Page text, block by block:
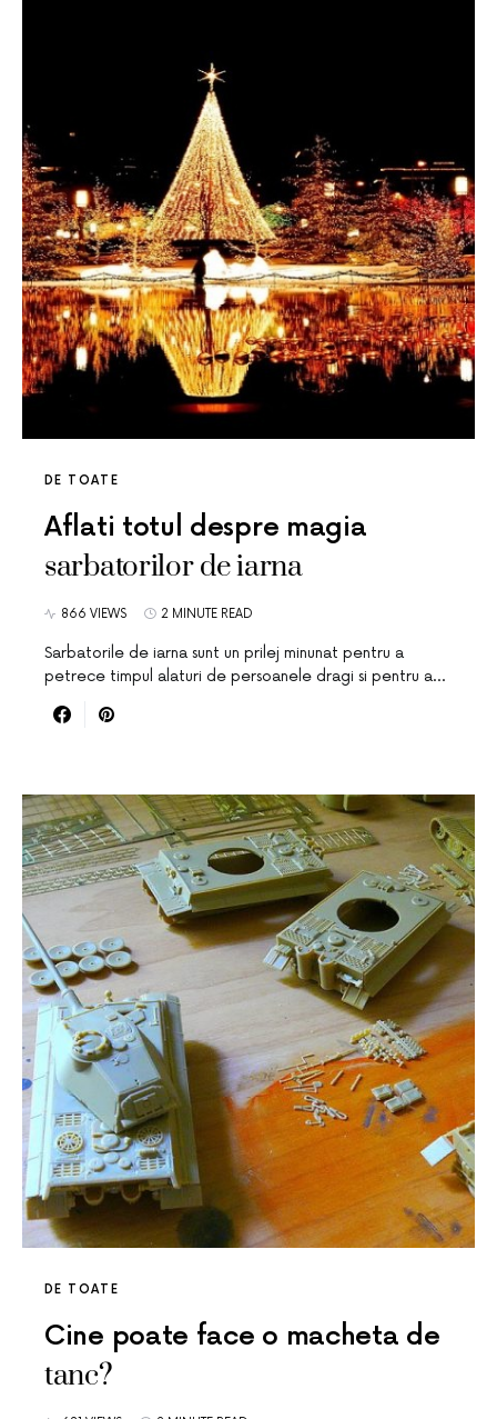
DE TOATE
Aflati totul despre magia
sarbatorilor de iarna
866 VIEWS 2 MINUTE READ
Sarbatorile de iarna sunt un prilej minunat pentru a
petrece timpul alaturi de persoanele dragi si pentru a…
DE TOATE
Cine poate face o macheta de
tanc?